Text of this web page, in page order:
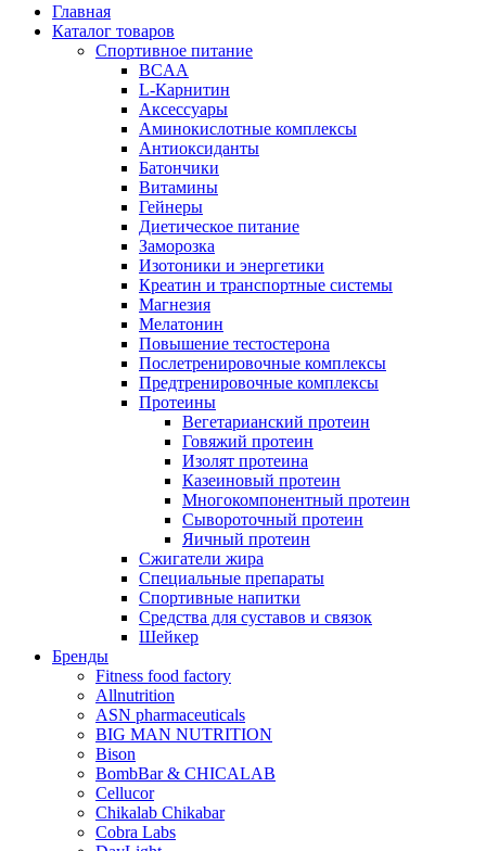
Главная
Каталог товаров
Спортивное питание
BCAA
L-Карнитин
Аксессуары
Аминокислотные комплексы
Антиоксиданты
Батончики
Витамины
Гейнеры
Диетическое питание
Заморозка
Изотоники и энергетики
Креатин и транспортные системы
Магнезия
Мелатонин
Повышение тестостерона
Послетренировочные комплексы
Предтренировочные комплексы
Протеины
Вегетарианский протеин
Говяжий протеин
Изолят протеина
Казеиновый протеин
Многокомпонентный протеин
Сывороточный протеин
Яичный протеин
Сжигатели жира
Специальные препараты
Спортивные напитки
Средства для суставов и связок
Шейкер
Бренды
Fitness food factory
Allnutrition
ASN pharmaceuticals
BIG MAN NUTRITION
Bison
BombBar & CHICALAB
Cellucor
Chikalab Chikabar
Cobra Labs